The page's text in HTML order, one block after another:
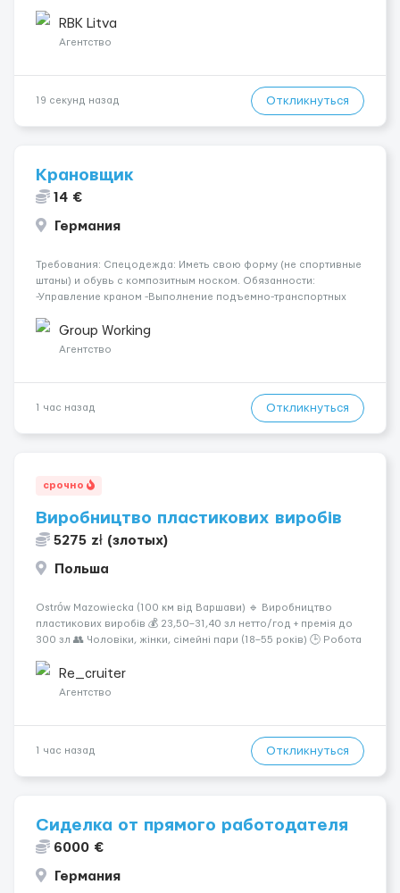
Условия работы: 🕐 График: 5/2, по 8–10 часов 💶 Оплата: 7 €
RBK Litva
Агентство
19 секунд назад Откликнуться
Крановщик
14 €
Германия
Требования: Спецодежда: Иметь свою форму (не спортивные
штаны) и обувь с композитным носком. Обязанности:
-Управление краном -Выполнение подъемно-транспортных
инструкций по безопасности. -Опыт управления различными
типами кранов (моб...
Group Working
Агентство
1 час назад Откликнуться
срочно
Виробництво пластикових виробів
5275 zł (злотых)
Польша
Ostrów Mazowiecka (100 км від Варшави) 🔹 Виробництво
пластикових виробів 💰 23,50–31,40 зл нетто/год + премія до
300 зл 👥 Чоловіки, жінки, сімейні пари (18–55 років) 🕒 Робота
житло — 400 зл. 📦 Обов...
Re_cruiter
Агентство
1 час назад Откликнуться
Сиделка от прямого работодателя
6000 €
Германия